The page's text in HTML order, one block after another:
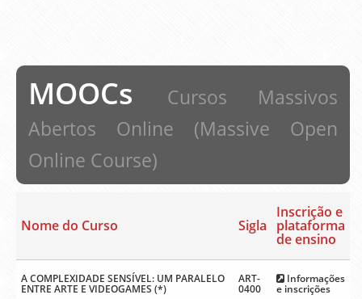
MOOCs
Cursos Massivos
Abertos Online (Massive Open
Online Course)
Nome do Curso Sigla
Inscrição e
plataforma
de ensino
A COMPLEXIDADE SENSÍVEL: UM PARALELO
ENTRE ARTE E VIDEOGAMES (*)
ART-
0400
Informações
e inscrições